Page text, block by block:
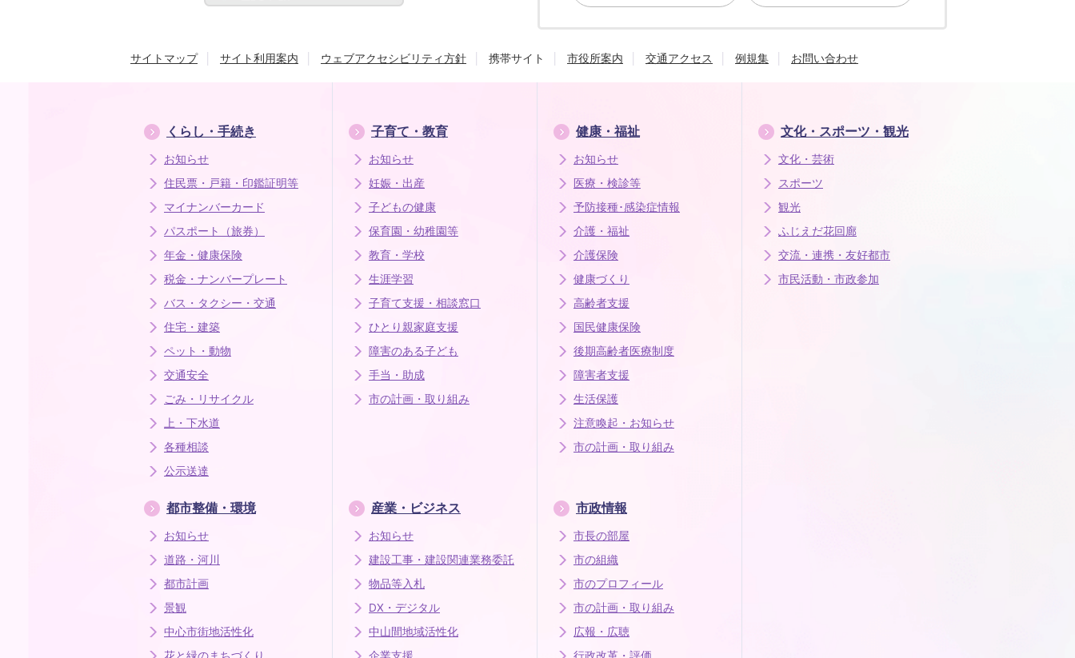
サイトマップ サイト利用案内 ウェブアクセシビリティ方針 携帯サイト 市役所案内 交通アクセス 例規集 お問い合わせ
くらし・手続き
お知らせ
住民票・戸籍・印鑑証明等
マイナンバーカード
パスポート（旅券）
年金・健康保険
税金・ナンバープレート
バス・タクシー・交通
住宅・建築
ペット・動物
交通安全
ごみ・リサイクル
上・下水道
各種相談
公示送達
子育て・教育
お知らせ
妊娠・出産
子どもの健康
保育園・幼稚園等
教育・学校
生涯学習
子育て支援・相談窓口
ひとり親家庭支援
障害のある子ども
手当・助成
市の計画・取り組み
健康・福祉
お知らせ
医療・検診等
予防接種･感染症情報
介護・福祉
介護保険
健康づくり
高齢者支援
国民健康保険
後期高齢者医療制度
障害者支援
生活保護
注意喚起・お知らせ
市の計画・取り組み
文化・スポーツ・観光
文化・芸術
スポーツ
観光
ふじえだ花回廊
交流・連携・友好都市
市民活動・市政参加
都市整備・環境
お知らせ
道路・河川
都市計画
景観
中心市街地活性化
産業・ビジネス
お知らせ
建設工事・建設関連業務委託
物品等入札
DX・デジタル
中山間地域活性化
市政情報
市長の部屋
市の組織
市のプロフィール
市の計画・取り組み
広報・広聴